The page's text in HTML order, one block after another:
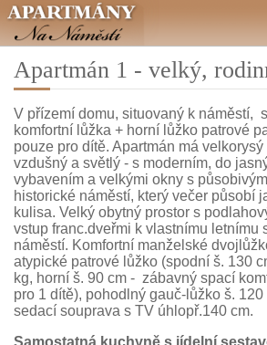
Apartmán 1 - velký,
V přízemí domu, situovaný k náměstí,
komfortní lůžka + horní lůžko patrové
pouze pro dítě. Apartmán má
vzdušný a světlý - s moderním, do
vybavením a velkými okny s
historické náměstí, který večer působí
kulisa. Velký obytný prostor s
vstup franc.dveřmi k vlastnímu letnímu
náměstí. Komfortní manželské
atypické patrové lůžko (spodní š. 130
kg, horní š. 90 cm - zábavný spací
pro 1 dítě), pohodlný gauč-lůžko š. 120
sedací souprava s TV úhlopř.140 cm.
Samostatná kuchyně s jídelní